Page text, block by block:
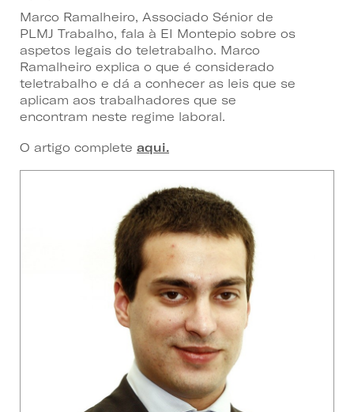
Marco Ramalheiro, Associado Sénior de
PLMJ Trabalho, fala à EI Montepio sobre os
aspetos legais do teletrabalho. Marco
Ramalheiro explica o que é considerado
teletrabalho e dá a conhecer as leis que se
aplicam aos trabalhadores que se
encontram neste regime laboral.
O artigo complete aqui.